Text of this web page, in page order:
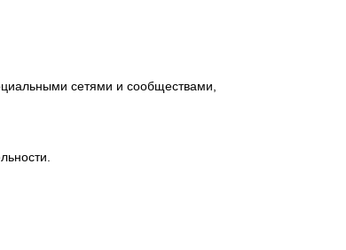
сетями и сообществами,